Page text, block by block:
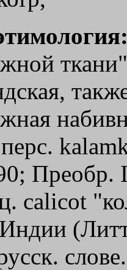
Преобр.
саliсоt
слове.